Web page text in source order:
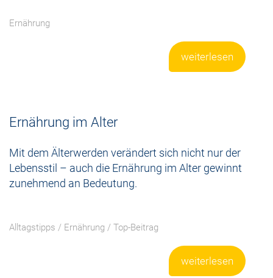
Ernährung
weiterlesen
Ernährung im Alter
Mit dem Älterwerden verändert sich nicht nur der
Lebensstil – auch die Ernährung im Alter gewinnt
zunehmend an Bedeutung.
Alltagstipps / Ernährung / Top-Beitrag
weiterlesen